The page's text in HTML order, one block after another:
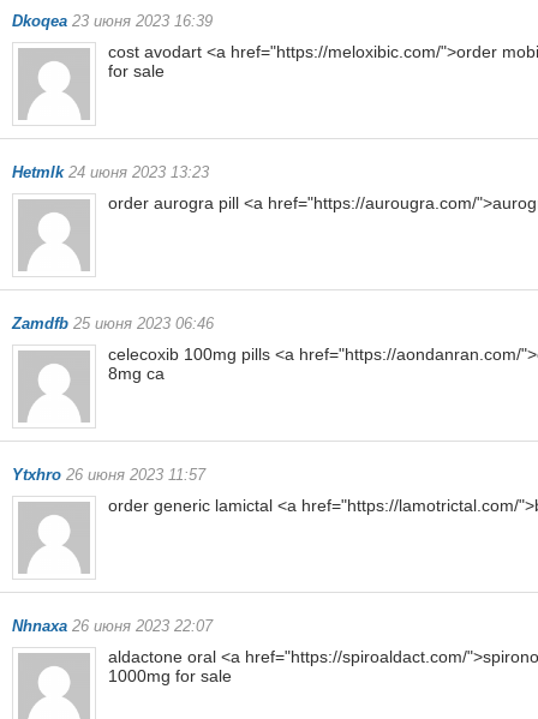
Dkoqea 23 июня 2023 16:39
cost avodart <a href="https://meloxibic.com/">order
for sale
Hetmlk24 июня 2023 13:23
order aurogra pill <a href="https://aurougra.com/
Zamdfb 25 июня 2023 06:46
celecoxib 100mg pills <a href="https://aondanran.com/
8mg ca
Ytxhro 26 июня 2023 11:57
order generic lamictal <a href="https://lamotrictal.com/
Nhnaxa 26 июня 2023 22:07
aldactone oral <a href="https://spiroaldact.com/
1000mg for sale